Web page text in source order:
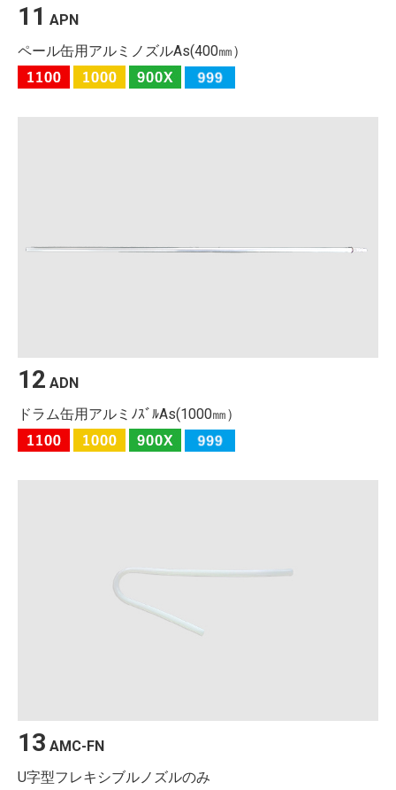
11 APN
ペール缶用アルミノズルAs(400㎜）
12 ADN
ドラム缶用アルミﾉｽﾞﾙAs(1000㎜）
13 AMC-FN
U字型フレキシブルノズルのみ